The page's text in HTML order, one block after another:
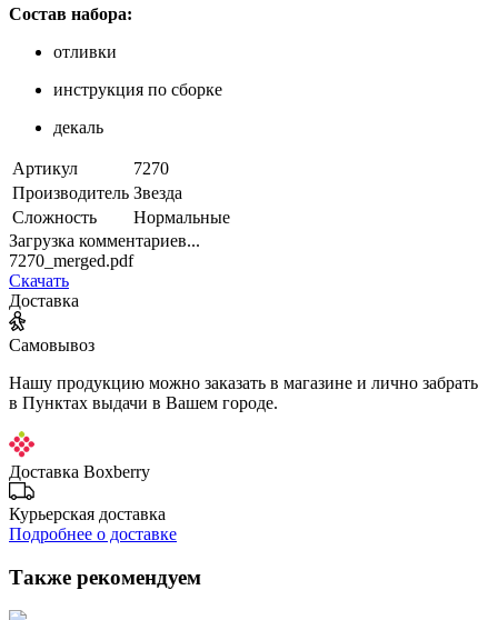
Состав набора:
отливки
инструкция по сборке
декаль
Артикул
7270
Производитель Звезда
Сложность
Нормальные
Загрузка комментариев...
7270_merged.pdf
Скачать
Доставка
Самовывоз
Нашу продукцию можно заказать в магазине и лично забрать
в Пунктах выдачи в Вашем городе.
Доставка Boxberry
Курьерская доставка
Подробнее о доставке
Также рекомендуем